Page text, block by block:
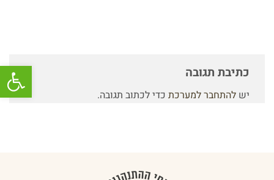
כתיבת תגובה
יש להתחבר למערכת כדי לכתוב תגובה.